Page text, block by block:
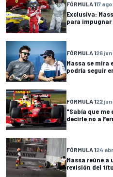
FÓRMULA 117
Exclusiva:
para
FÓRMULA 126
Massa se mira
podría seguir
FÓRMULA 122
"Sabía que me
decirle no a
FÓRMULA 124
Massa reúne
revisión del